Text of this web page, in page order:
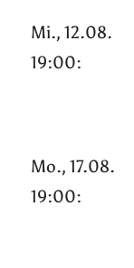
Mi., 12.08.
19:00:
Mo., 17.08.
19:00: